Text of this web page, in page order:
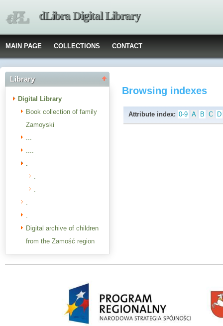
dLibra Digital Library
MAIN PAGE COLLECTIONS CONTACT
Library
Digital Library
Book collection of family
Zamoyski
...
....
.
.
.
.
.
Digital archive of children
from the Zamość region
Browsing indexes
Attribute index: 0-9 A B C D